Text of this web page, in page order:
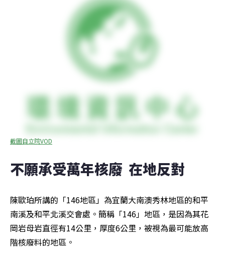
截圖自立院VOD
不願承受萬年核廢  在地反對
陳歐珀所講的「146地區」為宜蘭大南澳秀林地區的和平
南溪及和平北溪交會處。簡稱「146」地區，是因為其花
岡岩母岩直徑有14公里，厚度6公里，被視為最可能放高
階核廢料的地區。